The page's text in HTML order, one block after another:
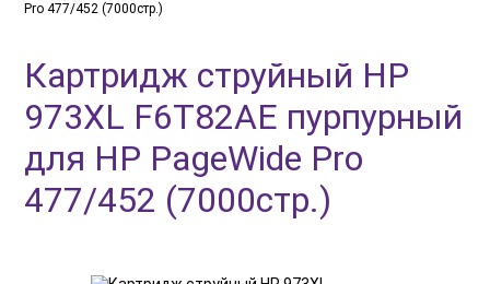
Pro 477/452 (7000стр.)
Картридж струйный HP
973XL F6T82AE пурпурный
для HP PageWide Pro
477/452 (7000стр.)